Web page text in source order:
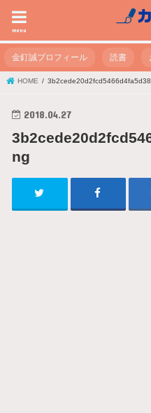
menu
金釘誠プロフィール 読書
HOME
2018.04.27
ng